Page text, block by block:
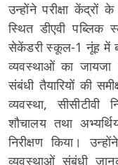
उन्होंने परीक्षा केंद्रों
स्थित डीएवी पब्लिक
सेकेंडरी स्कूल-1 नूंह में बने
व्यवस्थाओं का जायजा
संबंधी तैयारियों की
व्यवस्था, सीसीटीवी
शौचालय तथा
निरीक्षण किया।
व्यवस्थाओं संबंधी